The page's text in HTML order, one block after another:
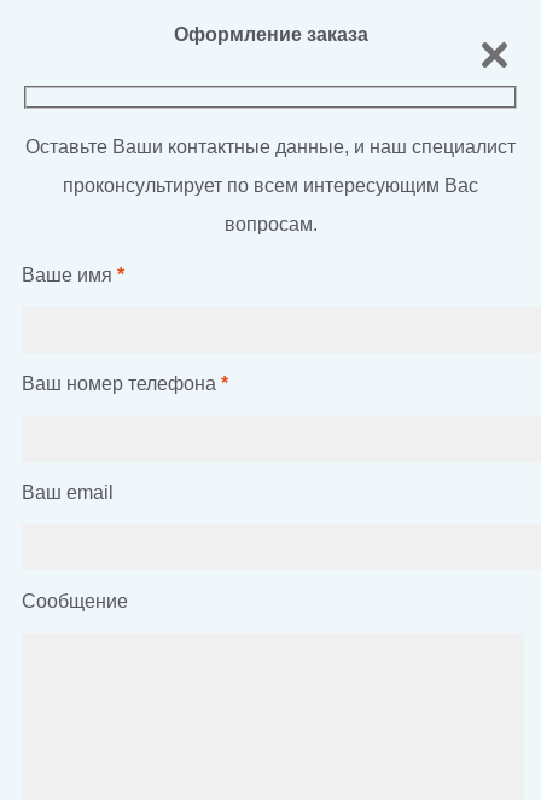
Оформление заказа
Оставьте Ваши контактные данные, и наш специалист
проконсультирует по всем интересующим Вас
вопросам.
Ваше имя *
Ваш номер телефона *
Ваш email
Сообщение